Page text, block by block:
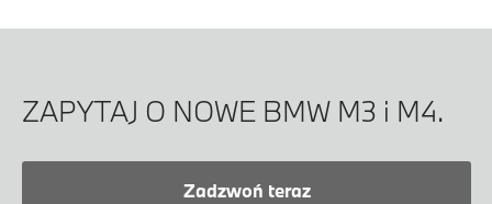
ZAPYTAJ O NOWE BMW M3 i M4.
Zadzwoń teraz